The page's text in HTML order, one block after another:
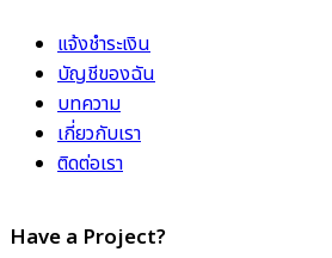
แจ้งชำระเงิน
บัญชีของฉัน
บทความ
เกี่ยวกับเรา
ติดต่อเรา
Have a Project?